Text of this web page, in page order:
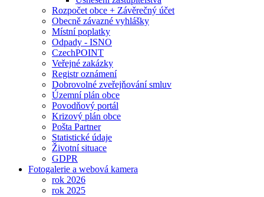
Rozpočet obce + Závěrečný účet
Obecně závazné vyhlášky
Místní poplatky
Odpady - ISNO
CzechPOINT
Veřejné zakázky
Registr oznámení
Dobrovolné zveřejňování smluv
Územní plán obce
Povodňový portál
Krizový plán obce
Pošta Partner
Statistické údaje
Životní situace
GDPR
Fotogalerie a webová kamera
rok 2026
rok 2025